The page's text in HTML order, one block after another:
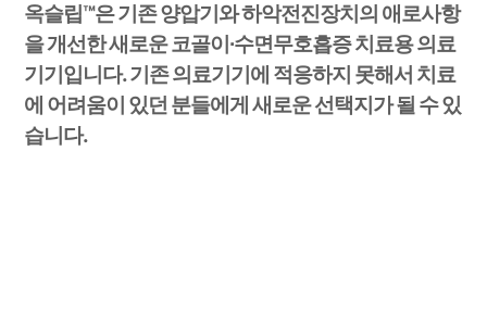
옥슬립™은 기존 양압기와 하악전진장치의 애로사항
을 개선한 새로운 코골이∙수면무호흡증 치료용 의료
기기입니다.기존 의료기기에 적응하지 못해서 치료
에 어려움이 있던 분들에게 새로운 선택지가 될 수 있
습니다.